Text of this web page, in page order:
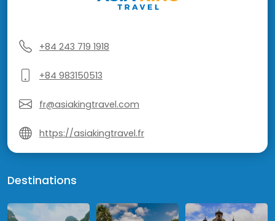
+84 243 719 1918
+84 983150513
fr@asiakingtravel.com
https://asiakingtravel.fr
Destinations